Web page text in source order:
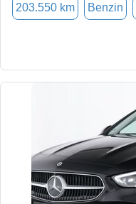
203.550 km Benzin